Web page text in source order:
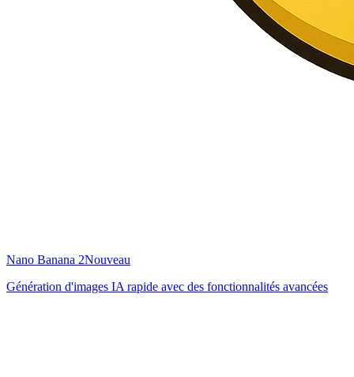
Nano Banana 2Nouveau
Génération d'images IA rapide avec des fonctionnalités avancées